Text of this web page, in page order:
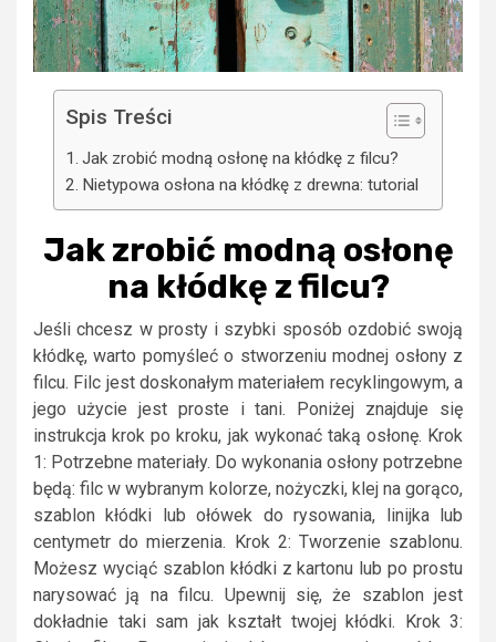
Spis Treści
Jak zrobić modną osłonę na kłódkę z filcu?
Nietypowa osłona na kłódkę z drewna: tutorial
Jak zrobić modną osłonę
na kłódkę z filcu?
Jeśli chcesz w prosty i szybki sposób ozdobić swoją
kłódkę, warto pomyśleć o stworzeniu modnej osłony z
filcu. Filc jest doskonałym materiałem recyklingowym, a
jego użycie jest proste i tani. Poniżej znajduje się
instrukcja krok po kroku, jak wykonać taką osłonę. Krok
1: Potrzebne materiały. Do wykonania osłony potrzebne
będą: filc w wybranym kolorze, nożyczki, klej na gorąco,
szablon kłódki lub ołówek do rysowania, linijka lub
centymetr do mierzenia. Krok 2: Tworzenie szablonu.
Możesz wyciąć szablon kłódki z kartonu lub po prostu
narysować ją na filcu. Upewnij się, że szablon jest
dokładnie taki sam jak kształt twojej kłódki. Krok 3: